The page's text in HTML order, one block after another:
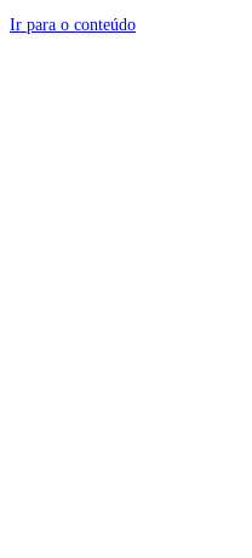
Ir para o conteúdo